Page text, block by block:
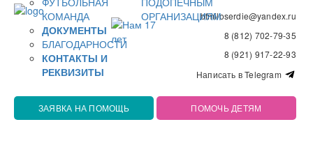
bfmiloserdie@yandex.ru
8 (812) 702-79-35
8 (921) 917-22-93
Написать в Telegram
КОМАНДА
ДОКУМЕНТЫ
БЛАГОДАРНОСТИ
КОНТАКТЫ И
РЕКВИЗИТЫ
ОРГАНИЗАЦИЯМ
ЗАЯВКА НА ПОМОЩЬ ПОМОЧЬ ДЕТЯМ